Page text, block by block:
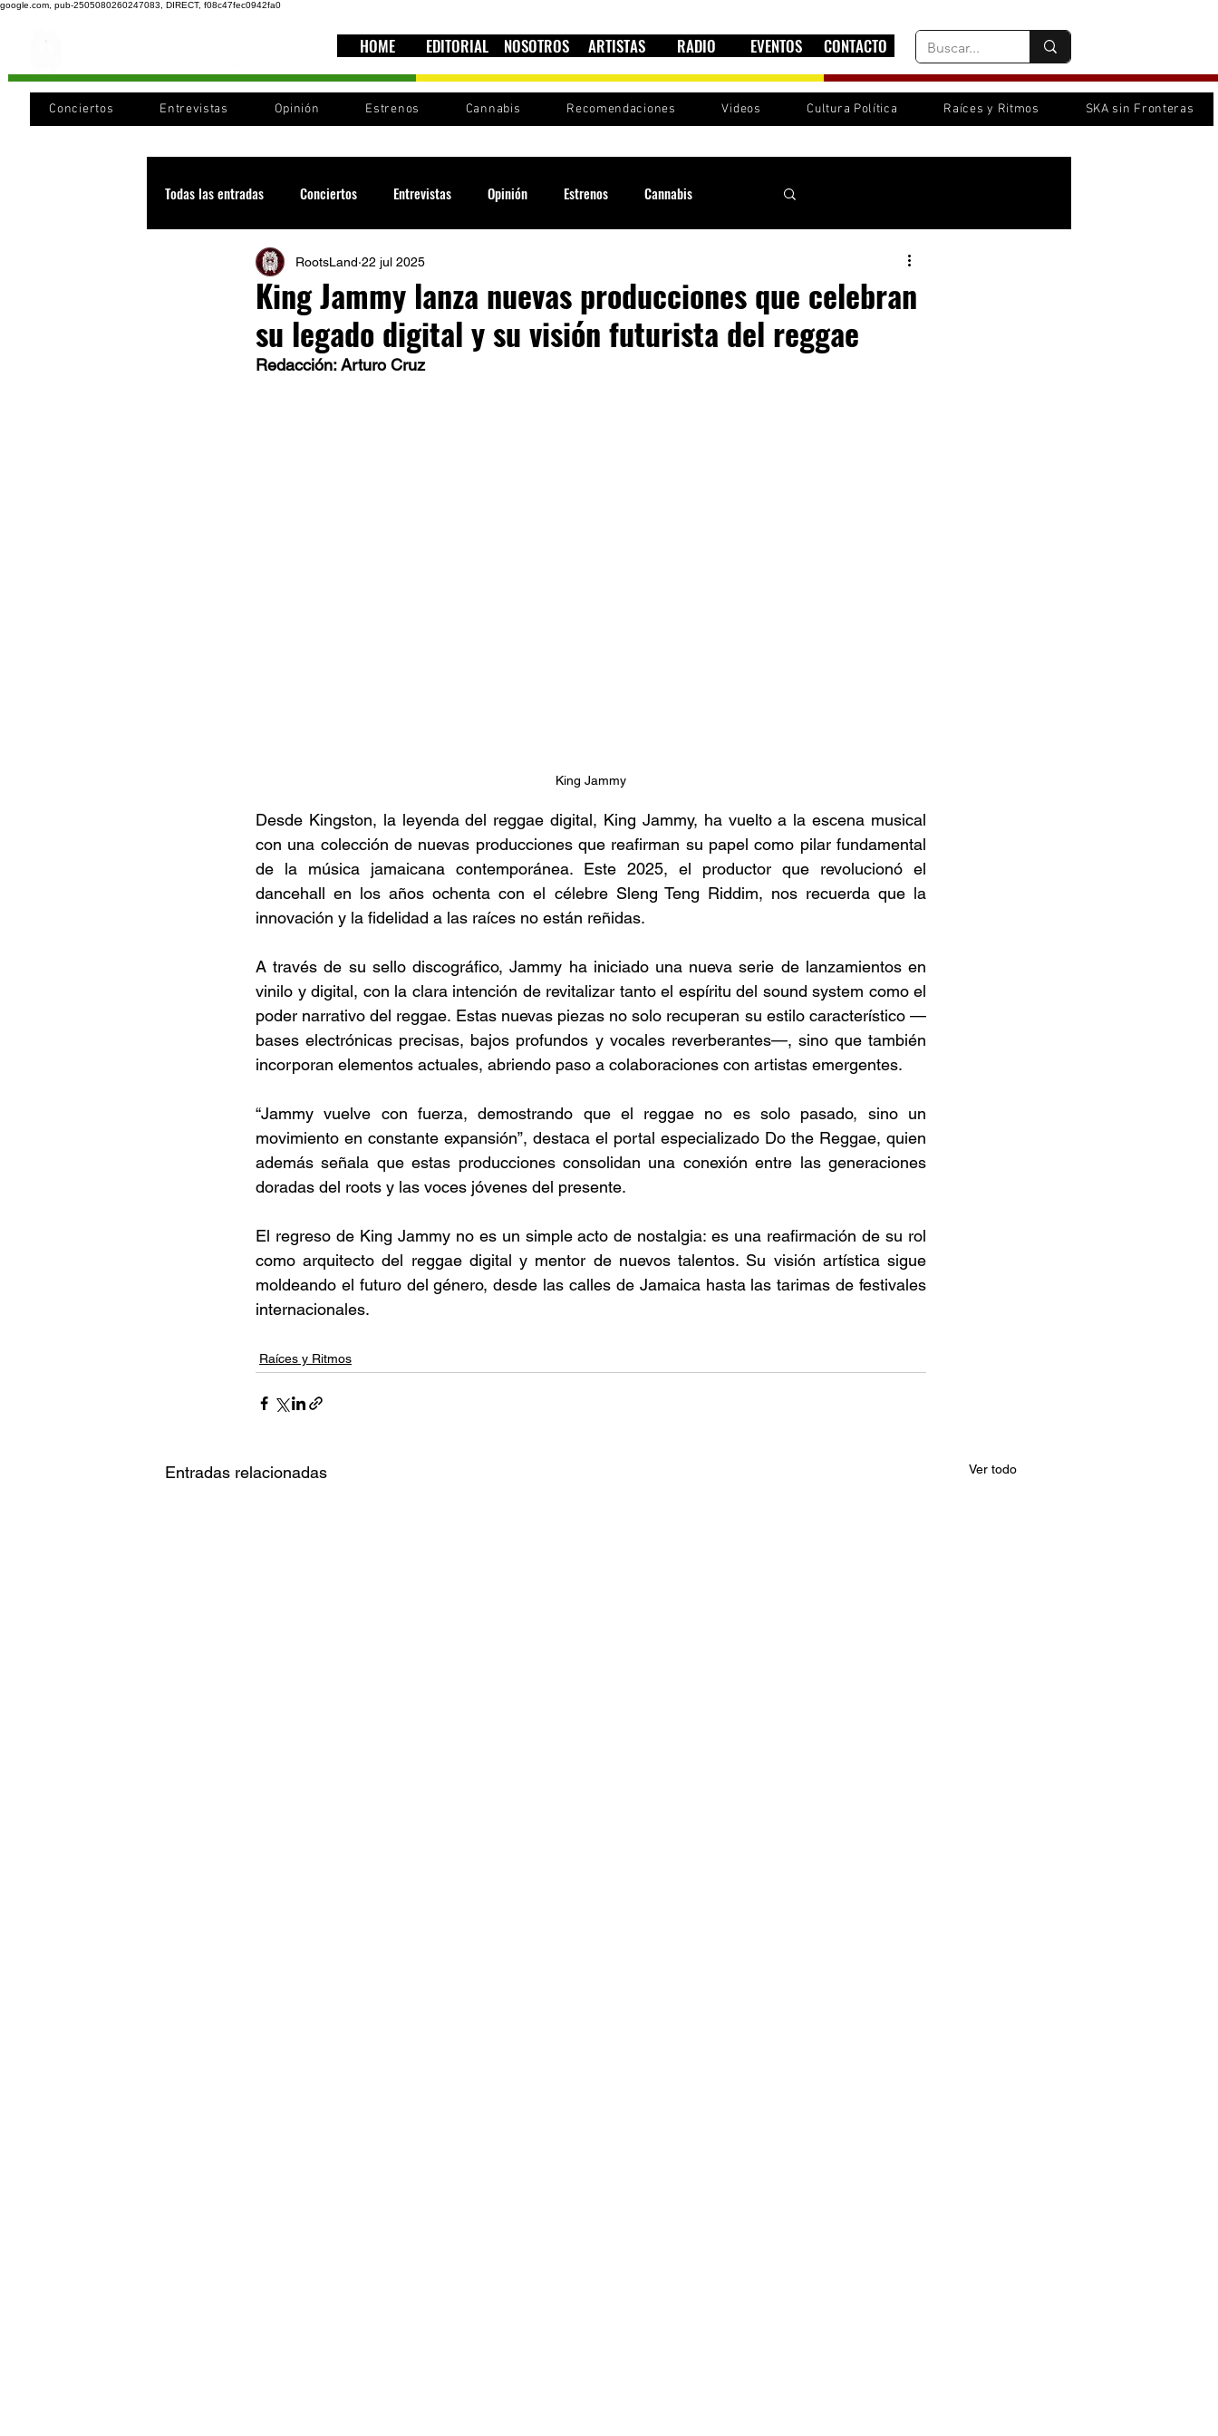
google.com, pub-2505080260247083, DIRECT, f08c47fec0942fa0
HOME EDITORIAL NOSOTROS ARTISTAS RADIO EVENTOS CONTACTO
Conciertos Entrevistas Opinión Estrenos Cannabis Recomendaciones Videos Cultura Política Raíces y Ritmos SKA sin Fronteras
Todas las entradas Conciertos Entrevistas Opinión Estrenos Cannabis
Recomendaciones Videos Cultura política
Cultura Cobertura Sound System Festivales Sesiones RootsLand
King Jammy lanza nuevas producciones que celebran
su legado digital y su visión futurista del reggae
RootsLand 22 jul 2025
Redacción: Arturo Cruz
King Jammy
Desde Kingston, la leyenda del reggae digital, King Jammy, ha vuelto a la escena musical
con una colección de nuevas producciones que reafirman su papel como pilar fundamental
de la música jamaicana contemporánea. Este 2025, el productor que revolucionó el
dancehall en los años ochenta con el célebre Sleng Teng Riddim, nos recuerda que la
innovación y la fidelidad a las raíces no están reñidas.
A través de su sello discográfico, Jammy ha iniciado una nueva serie de lanzamientos en
vinilo y digital, con la clara intención de revitalizar tanto el espíritu del sound system como el
poder narrativo del reggae. Estas nuevas piezas no solo recuperan su estilo característico —
bases electrónicas precisas, bajos profundos y vocales reverberantes—, sino que también
incorporan elementos actuales, abriendo paso a colaboraciones con artistas emergentes.
“Jammy vuelve con fuerza, demostrando que el reggae no es solo pasado, sino un
movimiento en constante expansión”, destaca el portal especializado Do the Reggae, quien
además señala que estas producciones consolidan una conexión entre las generaciones
doradas del roots y las voces jóvenes del presente.
El regreso de King Jammy no es un simple acto de nostalgia: es una reafirmación de su rol
como arquitecto del reggae digital y mentor de nuevos talentos. Su visión artística sigue
moldeando el futuro del género, desde las calles de Jamaica hasta las tarimas de festivales
internacionales.
Raíces y Ritmos
Entradas relacionadas Ver todo